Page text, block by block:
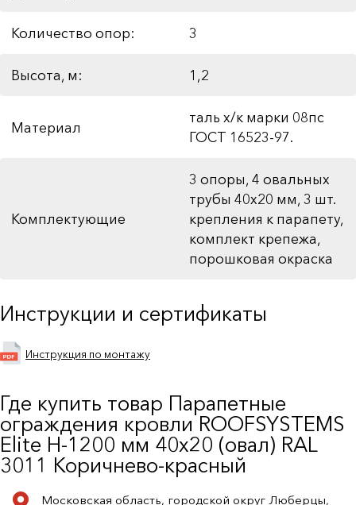
Количество опор: 3
Высота, м: 1,2
Материал
таль х/к марки 08пс
ГОСТ 16523-97.
Комплектующие
3 опоры, 4 овальных
трубы 40х20 мм, 3 шт.
крепления к парапету,
комплект крепежа,
порошковая окраска
Инструкции и сертификаты
Инструкция по монтажу
Где купить товар Парапетные
ограждения кровли ROOFSYSTEMS
Elite H-1200 мм 40х20 (овал) RAL
3011 Коричнево-красный
Московская область, городской округ Люберцы,